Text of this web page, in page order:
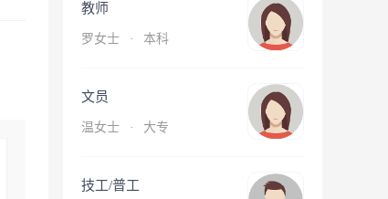
教师
罗女士 · 本科
文员
温女士 · 大专
技工/普工